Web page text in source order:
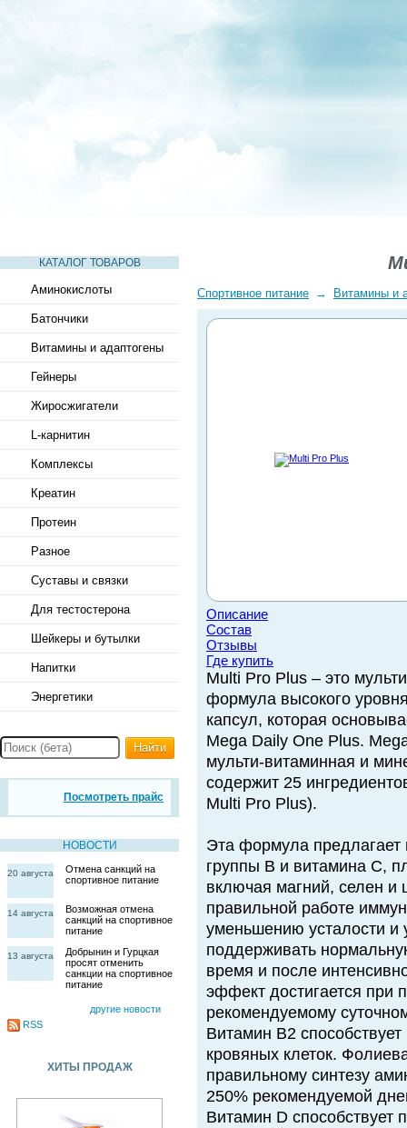
КАТАЛОГ ТОВАРОВ
Аминокислоты
Батончики
Витамины и адаптогены
Гейнеры
Жиросжигатели
L-карнитин
Комплексы
Креатин
Протеин
Разное
Суставы и связки
Для тестостерона
Шейкеры и бутылки
Напитки
Энергетики
Найти
Посмотреть прайс
НОВОСТИ
20 августа
Отмена санкций на
спортивное питание
14 августа
Возможная отмена
санкций на спортивное
питание
13 августа
Добрынин и Гурцкая
просят отменить
санкции на спортивное
питание
другие новости
RSS
ХИТЫ ПРОДАЖ
Спортивное питание → Витамины и
Описание
Состав
Отзывы
Где купить
Multi Pro Plus – это
формула высокого уровня
капсул, которая
Mega Daily One Plus.
мульти-витаминная и
содержит 25
Multi Pro Plus).
Эта формула предлагает
группы В и витамина С,
включая магний, селен и
правильной работе
уменьшению усталости и
поддерживать
время и после
эффект достигается при
рекомендуемому
Витамин В2
кровяных клеток.
правильному синтезу
250% рекомендуемой
Витамин D